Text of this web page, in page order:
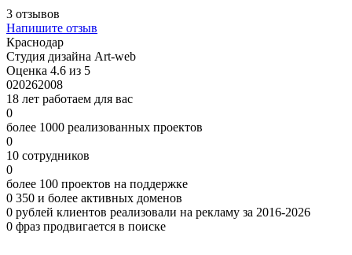
3 отзывов
Напишите отзыв
Краснодар
Студия дизайна Art-web
Оценка 4.6 из 5
020262008
18 лет работаем для вас
0
более 1000 реализованных проектов
0
10 сотрудников
0
более 100 проектов на поддержке
0 350 и более активных доменов
0 рублей клиентов реализовали на рекламу за 2016-2026
0 фраз продвигается в поиске